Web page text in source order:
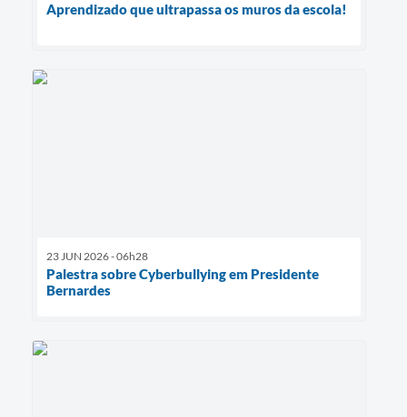
Aprendizado que ultrapassa os muros da escola!
23 JUN 2026 - 06h28
Palestra sobre Cyberbullying em Presidente
Bernardes